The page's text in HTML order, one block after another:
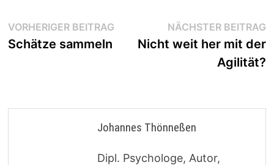
Beitragsnavigation
VORHERIGER BEITRAG Vorheriger
Beitrag:
Schätze sammeln
NÄCHSTER BEITRAG
Nicht weit her mit der
Agilität?
Johannes Thönneßen
Dipl. Psychologe, Autor,